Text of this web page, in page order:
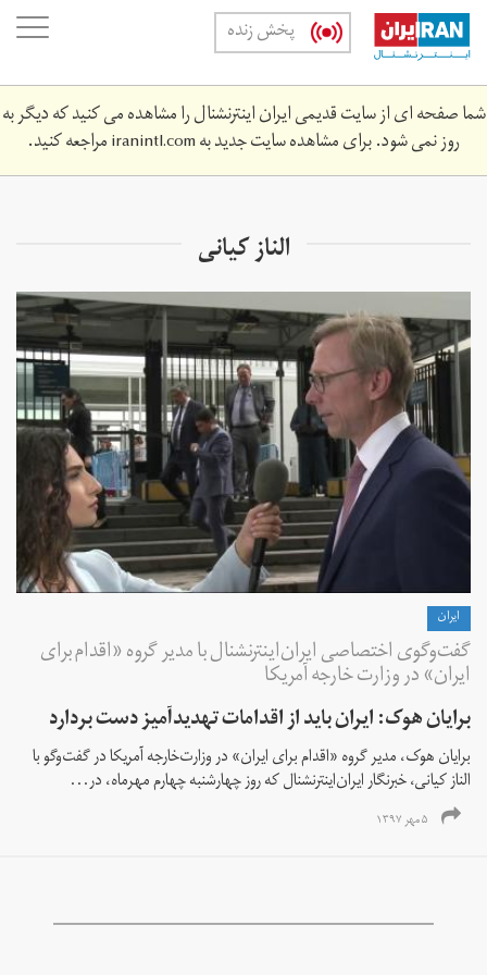
Skip
main
content
پخش زنده
شما صفحه ای از سایت قدیمی ایران اینترنشنال را مشاهده می کنید که دیگر به
روز نمی شود. برای مشاهده سایت جدید بهiranintl.comمراجعه کنید.
الناز کیانی
ايران
گفت‌وگوی اختصاصی ایران‌اینترنشنال با مدیر گروه «اقدام برای
ایران» در وزارت خارجه آمریکا
برایان هوک: ایران باید از اقدامات تهدیدآمیز دست بردارد
برایان هوک، مدیر گروه «اقدام برای ایران» در وزارت‌خارجه آمریکا در گفت‌وگو با
الناز کیانی، خبرنگار ایران‌اینترنشنال که روز چهارشنبه چهارم مهرماه، در...
۵ مهر ۱۳۹۷